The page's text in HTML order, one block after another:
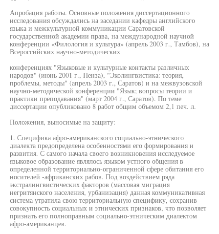
Апробация работы. Основные положения диссертационного
исследования обсуждались на заседании кафедры английского
языка и межкультурной коммуникации Саратовской
государственной академии права, на международной научной
конференции «Филология и культура» (апрель 2003 г., Тамбов), на
Всероссийских научно-методических
конференциях "Языковые и культурные контакты различных
народов" (июнь 2001 г., Пенза), "Эколингвистика: теория,
проблемы, методы" (апрель 2003 г., Саратов) и на межвузовской
научно-методической конференции "Язык; вопросы теории и
практики преподавания" (март 2004 г., Саратов). По теме
диссертации опубликовано 8 работ общим объемом 2,1 печ. л.
Положения, выносимые на защиту:
1. Специфика афро-американского социально-этнического
диалекта предопределена особенностями его формирования и
развития. С самого начала своего возникновения исследуемое
языковое образование являлось языком устного общения в
определенной территориально-ограниченной сфере обитания его
носителей -африканских рабов. Под воздействием ряда
экстралингвистических факторов (массовая миграция
негритянского населения, урбанизация) данная коммуникативная
система утратила свою территориальную специфику, сохранив
совокупность социальных и этнических признаков, что позволяет
признать его полноправным социально-этническим диалектом
афро-американцев.